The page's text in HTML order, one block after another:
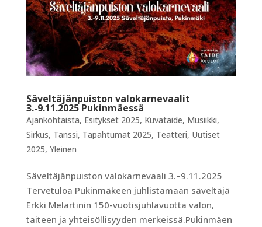
Säveltäjänpuiston valokarnevaalit
3.-9.11.2025 Pukinmäessä
Ajankohtaista, Esitykset 2025, Kuvataide, Musiikki,
Sirkus, Tanssi, Tapahtumat 2025, Teatteri, Uutiset
2025, Yleinen
Säveltäjänpuiston valokarnevaali 3.–9.11.2025
Tervetuloa Pukinmäkeen juhlistamaan säveltäjä
Erkki Melartinin 150-vuotisjuhlavuotta valon,
taiteen ja yhteisöllisyyden merkeissä.Pukinmäen